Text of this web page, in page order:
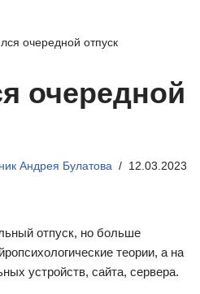
очередной отпуск
очередной
Андрея Булатова 12.03.2023
отпуск, но больше
теории, а на
устройств, сайта, сервера.